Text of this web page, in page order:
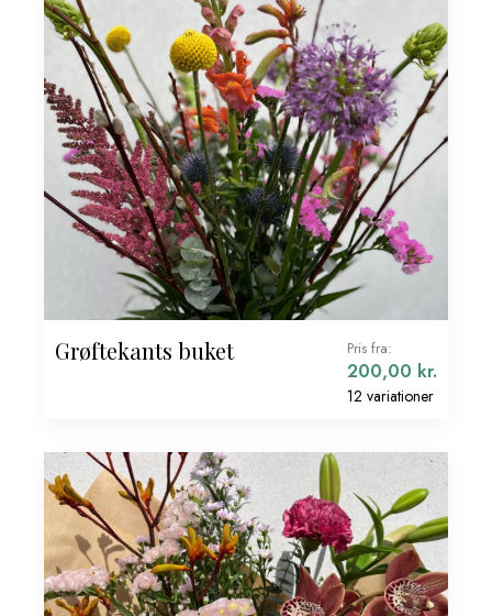
Grøftekants buket Pris fra:
200,00 kr.
12 variationer